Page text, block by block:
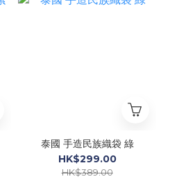
泰國 手造民族織袋 綠
HK$299.00
HK$389.00